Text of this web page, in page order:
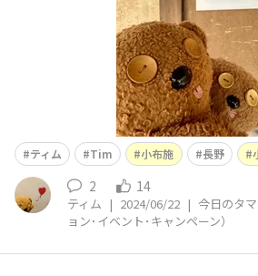
ティム Tim 小布施 長野
2 14
ティム | 2024/06/22 | 今日のタ
ョン･イベント･キャンペーン）